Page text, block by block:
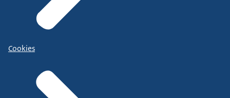
Cookies